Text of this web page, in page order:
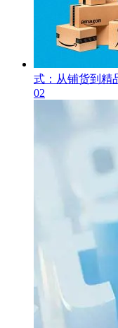
式：从铺货到精
02